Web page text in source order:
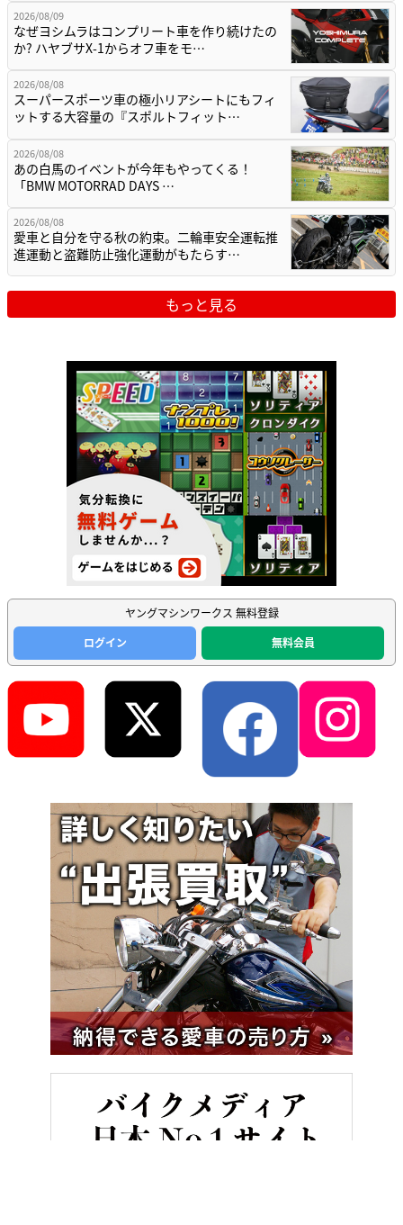
2026/08/09
なぜヨシムラはコンプリート車を作り続けたの
か? ハヤブサX-1からオフ車をモ…
2026/08/08
スーパースポーツ車の極小リアシートにもフィ
ットする大容量の『スポルトフィット…
2026/08/08
あの白馬のイベントが今年もやってくる！
「BMW MOTORRAD DAYS …
2026/08/08
愛車と自分を守る秋の約束。二輪車安全運転推
進運動と盗難防止強化運動がもたらす…
もっと見る
ヤングマシンワークス 無料登録
ログイン
無料会員